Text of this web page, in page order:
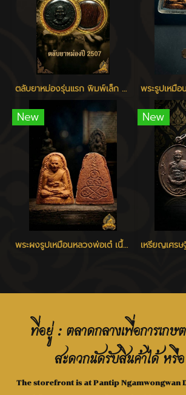
ตลับยาหม่องรุ่นแรก พิมพ์เล็ก หลวงพ่อเต๋ วัดสามง่าม
New
พระผงรูปเหมือนหลวงพ่อเต๋ เนื้อว่าน ปี 2506 - 2510
New
ที่อยู่ : ตลาดกลางเพื่อการเกษ
สะดวกนัดรับสินค้าได้ หรื
The storefront is at Pantip Ngamwongwan